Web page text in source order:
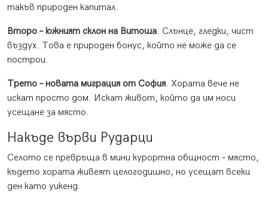
такъв природен капитал.
Второ – южният склон на Витоша. Слънце, гледки, чист
въздух. Това е природен бонус, който не може да се
построи.
Трето – новата миграция от София. Хората вече не
искат просто дом. Искат живот, който да им носи
усещане за място.
Накъде върви Рударци
Селото се превръща в мини курортна общност – място,
където хората живеят целогодишно, но усещат всеки
ден като уикенд.